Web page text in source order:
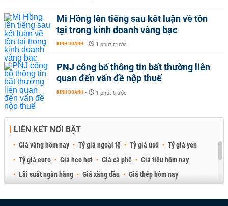
Mi Hồng lên tiếng sau kết luận về tồn
tại trong kinh doanh vàng bạc
KINH DOANH - 1 phút trước
PNJ công bố thông tin bất thường liên
quan đến vấn đề nộp thuế
KINH DOANH - 1 phút trước
LIÊN KẾT NỔI BẬT
Giá vàng hôm nay Tỷ giá ngoại tệ Tỷ giá usd
Tỷ giá yen
Tỷ giá euro
Giá heo hơi Giá cà phê
Giá tiêu hôm nay
Lãi suất ngân hàng
Giá xăng dầu
Giá thép hôm nay